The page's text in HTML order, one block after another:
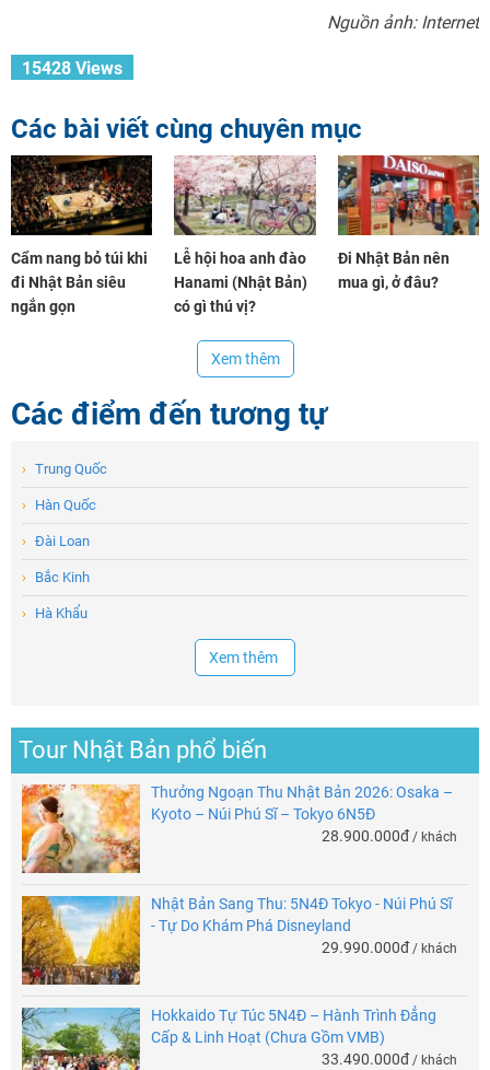
Nguồn ảnh: Internet
15428 Views
Các bài viết cùng chuyên mục
Cẩm nang bỏ túi khi
đi Nhật Bản siêu
ngắn gọn
Lễ hội hoa anh đào
Hanami (Nhật Bản)
có gì thú vị?
Đi Nhật Bản nên
mua gì, ở đâu?
Xem thêm
Các điểm đến tương tự
› Trung Quốc
› Hàn Quốc
› Đài Loan
› Bắc Kinh
› Hà Khẩu
Xem thêm
Tour Nhật Bản phổ biến
Thưởng Ngoạn Thu Nhật Bản 2026: Osaka –
Kyoto – Núi Phú Sĩ – Tokyo 6N5Đ
28.900.000đ / khách
Nhật Bản Sang Thu: 5N4Đ Tokyo - Núi Phú Sĩ
- Tự Do Khám Phá Disneyland
29.990.000đ / khách
Hokkaido Tự Túc 5N4Đ – Hành Trình Đẳng
Cấp & Linh Hoạt (Chưa Gồm VMB)
33.490.000đ / khách